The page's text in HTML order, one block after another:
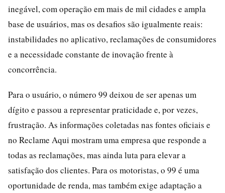
inegável, com operação em mais de mil cidades e ampla
base de usuários, mas os desafios são igualmente reais:
instabilidades no aplicativo, reclamações de consumidores
e a necessidade constante de inovação frente à
concorrência.
Para o usuário, o número 99 deixou de ser apenas um
dígito e passou a representar praticidade e, por vezes,
frustração. As informações coletadas nas fontes oficiais e
no Reclame Aqui mostram uma empresa que responde a
todas as reclamações, mas ainda luta para elevar a
satisfação dos clientes. Para os motoristas, o 99 é uma
oportunidade de renda, mas também exige adaptação a